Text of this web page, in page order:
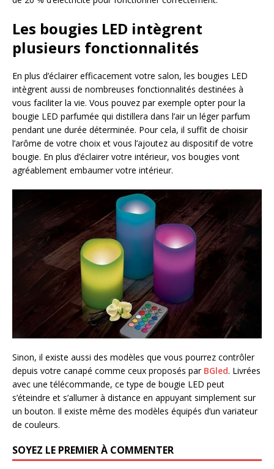
Les bougies LED intègrent
plusieurs fonctionnalités
En plus d’éclairer efficacement votre salon, les bougies LED
intègrent aussi de nombreuses fonctionnalités destinées à
vous faciliter la vie. Vous pouvez par exemple opter pour la
bougie LED parfumée qui distillera dans l’air un léger parfum
pendant une durée déterminée. Pour cela, il suffit de choisir
l’arôme de votre choix et vous l’ajoutez au dispositif de votre
bougie. En plus d’éclairer votre intérieur, vos bougies vont
agréablement embaumer votre intérieur.
Sinon, il existe aussi des modèles que vous pourrez contrôler
depuis votre canapé comme ceux proposés par BGled. Livrées
avec une télécommande, ce type de bougie LED peut
s’éteindre et s’allumer à distance en appuyant simplement sur
un bouton. Il existe même des modèles équipés d’un variateur
de couleurs.
SOYEZ LE PREMIER À COMMENTER